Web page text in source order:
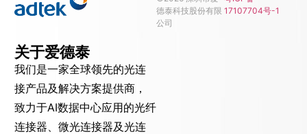
关于爱德泰
我们是一家全球领先的光连
接产品及解决方案提供商，
致力于AI数据中心应用的光纤
连接器、微光连接器及光连
德泰科技股份有限
公司
17107704号-1